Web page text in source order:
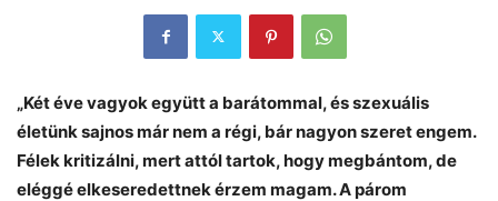
„Két éve vagyok együtt a barátommal, és szexuális
életünk sajnos már nem a régi, bár nagyon szeret engem.
Félek kritizálni, mert attól tartok, hogy megbántom, de
eléggé elkeseredettnek érzem magam. A párom